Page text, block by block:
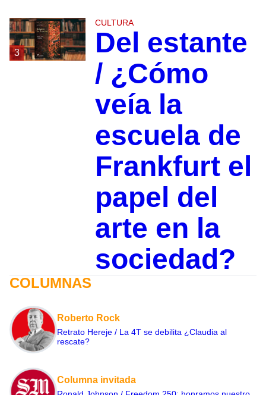
3
CULTURA
Del estante
/ ¿Cómo
veía la
escuela de
Frankfurt el
papel del
arte en la
sociedad?
COLUMNAS
Roberto Rock
Retrato Hereje / La 4T se debilita ¿Claudia al
rescate?
Columna invitada